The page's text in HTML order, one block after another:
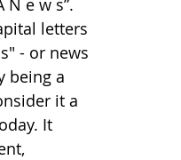
e w s”.
letters
- or news
being a
it a
It